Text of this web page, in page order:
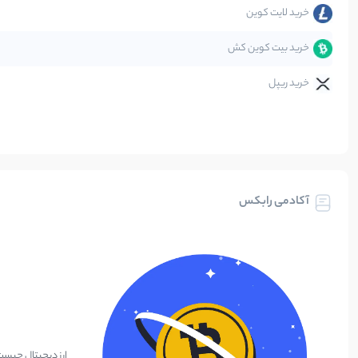
خرید لایت کوین
خرید بیت کوین کش
خرید ریپل
آکادمی رابکس